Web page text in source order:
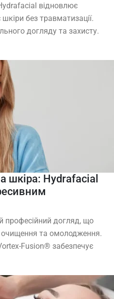
відновлює
без травматизації.
догляду та захисту.
шкіра: Hydrafacial
професійний догляд, що
очищення та омолодження.
Fusion® забезпечує